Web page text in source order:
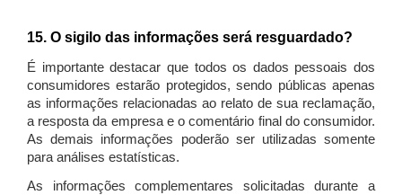
15. O sigilo das informações será resguardado?
É importante destacar que todos os dados pessoais dos
consumidores estarão protegidos, sendo públicas apenas
as informações relacionadas ao relato de sua reclamação,
a resposta da empresa e o comentário final do consumidor.
As demais informações poderão ser utilizadas somente
para análises estatísticas.
As informações complementares solicitadas durante a